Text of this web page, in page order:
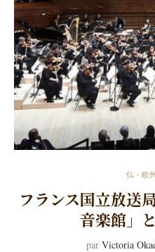
仏・欧
フランス国立放送
音楽館」
par Victoria